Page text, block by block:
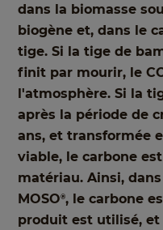
dans la biomasse
biogène et, dans le
tige. Si la tige de
finit par mourir, le
l'atmosphère. Si la
après la période de
ans, et transformée
viable, le carbone
matériau. Ainsi,
MOSO®, le carbone
produit est utilisé,